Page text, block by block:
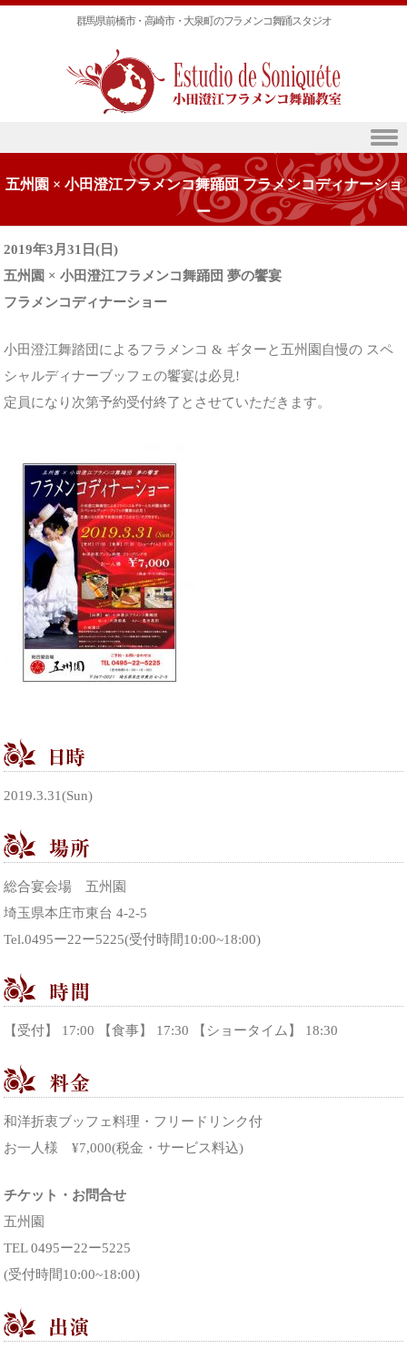
群馬県前橋市・高崎市・大泉町のフラメンコ舞踊スタジオ
五州園 × 小田澄江フラメンコ舞踊団 フラメンコディナーショ
ー
2019年3月31日(日)
五州園 × 小田澄江フラメンコ舞踊団 夢の饗宴
フラメンコディナーショー
小田澄江舞踏団によるフラメンコ & ギターと五州園自慢の スペ
シャルディナーブッフェの饗宴は必見!
定員になり次第予約受付終了とさせていただきます。
2019.3.31(Sun)
総合宴会場 五州園
埼玉県本庄市東台 4-2-5
Tel.0495ー22ー5225(受付時間10:00~18:00)
【受付】 17:00 【食事】 17:30 【ショータイム】 18:30
和洋折衷ブッフェ料理・フリードリンク付
お一人様 ¥7,000(税金・サービス料込)
チケット・お問合せ
五州園
TEL 0495ー22ー5225
(受付時間10:00~18:00)